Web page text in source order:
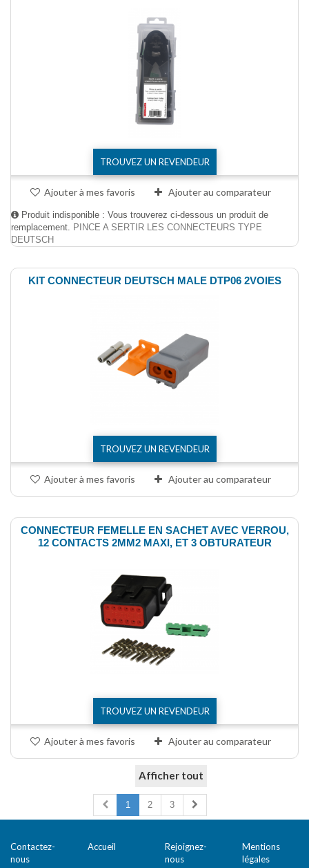
TROUVEZ UN REVENDEUR
Ajouter à mes favoris Ajouter au comparateur
Produit indisponible : Vous trouverez ci-dessous un produit de
remplacement. PINCE A SERTIR LES CONNECTEURS TYPE
DEUTSCH
KIT CONNECTEUR DEUTSCH MALE DTP06 2VOIES
TROUVEZ UN REVENDEUR
Ajouter à mes favoris Ajouter au comparateur
CONNECTEUR FEMELLE EN SACHET AVEC VERROU,
12 CONTACTS 2MM2 MAXI, ET 3 OBTURATEUR
TROUVEZ UN REVENDEUR
Ajouter à mes favoris Ajouter au comparateur
Afficher tout
1 2 3
Contactez-
nous
Accueil
Rejoignez-
nous
Mentions
légales